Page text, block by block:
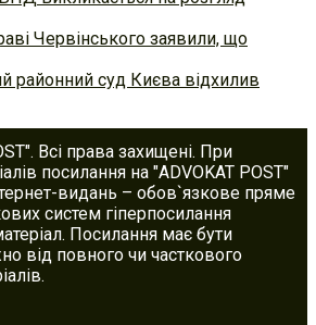
Червінського заявили, що
районний суд Києва відхилив
Всі права захищені. При
посилання на "ADVOKAT POST"
видань – обов`язкове пряме
систем гіперпосилання
Посилання має бути
від повного чи часткового